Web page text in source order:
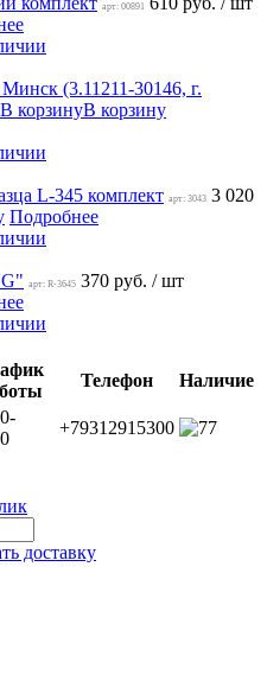
арт: 00891
(3.11211-30146, г.
В корзину
L-345 комплект арт: 3043 3 020
Подробнее
арт: R-3645 370 руб. / шт
Телефон
Наличие
+79312915300
7
доставку